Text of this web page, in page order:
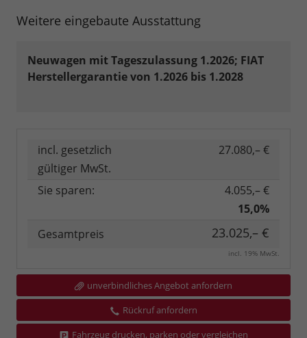
Weitere eingebaute Ausstattung
Neuwagen mit Tageszulassung 1.2026; FIAT
Herstellergarantie von 1.2026 bis 1.2028
incl. gesetzlich
gültiger MwSt.
27.080,– €
Sie sparen:
4.055,– €
15,0%
Gesamtpreis
23.025,– €
incl. 19% MwSt.
unverbindliches Angebot anfordern
Rückruf anfordern
Fahrzeug drucken, parken oder vergleichen